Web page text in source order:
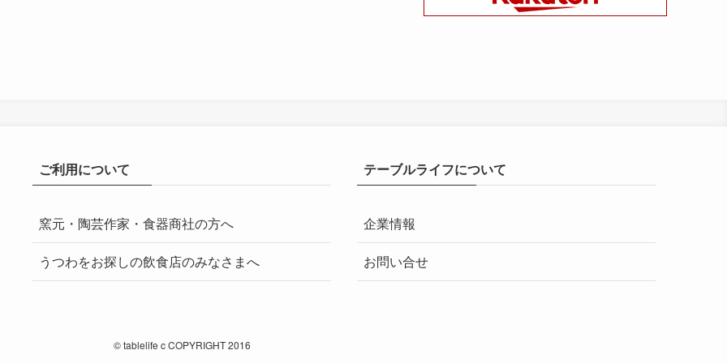
ご利用について
窯元・陶芸作家・食器商社の方へ
うつわをお探しの飲食店のみなさまへ
テーブルライフについて
企業情報
お問い合せ
©tablelife c COPYRIGHT 2016